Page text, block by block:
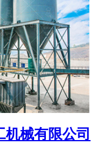
械有限公司